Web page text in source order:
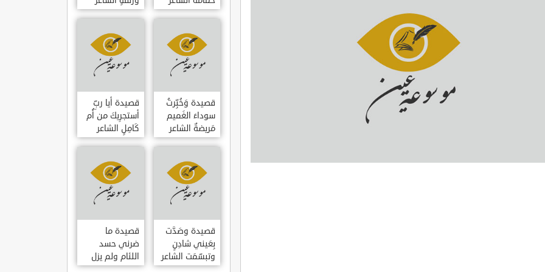
العوام بن عقبة
العوام بن عقبة
قصيدة وَخُبِّرتُ
سوداءَ الغَميم
مَريضةٌ الشاعر
العوام بن عقبة
قصيدة أيا ربِّ
أستجرِيكَ من أُم
كَامِلٍ الشاعر
العوام بن عقبة
قصيدة وصَدَّت
بِعَيني شادِنٍ
وتبسّمَت الشاعر
العوام بن عقبة
قصيدة ما
ضرني حسد
اللئام ولم يزل
الشاعر عمارة بن